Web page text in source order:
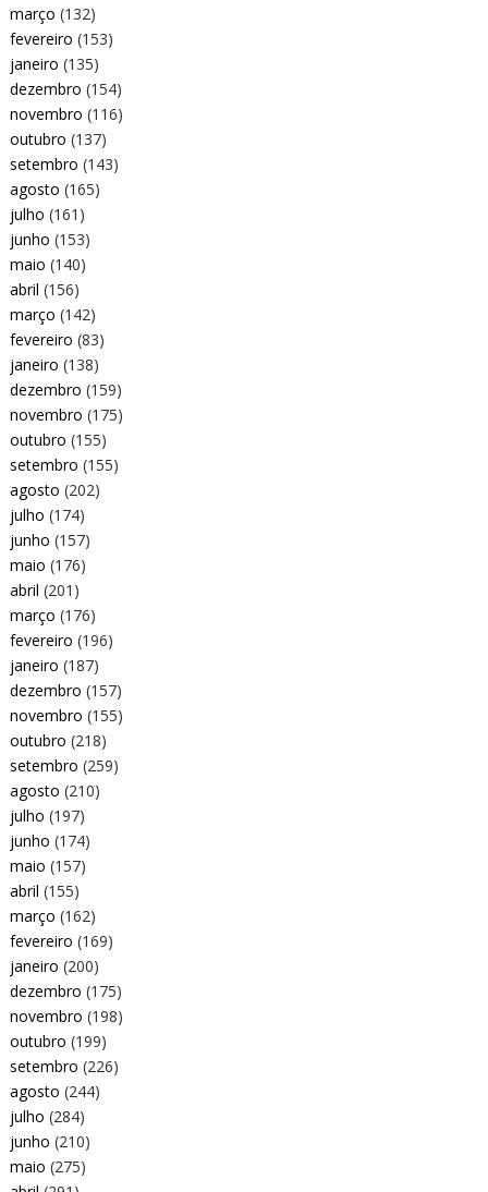
março (132)
fevereiro (153)
janeiro (135)
dezembro (154)
novembro (116)
outubro (137)
setembro (143)
agosto (165)
julho (161)
junho (153)
maio (140)
abril (156)
março (142)
fevereiro (83)
janeiro (138)
dezembro (159)
novembro (175)
outubro (155)
setembro (155)
agosto (202)
julho (174)
junho (157)
maio (176)
abril (201)
março (176)
fevereiro (196)
janeiro (187)
dezembro (157)
novembro (155)
outubro (218)
setembro (259)
agosto (210)
julho (197)
junho (174)
maio (157)
abril (155)
março (162)
fevereiro (169)
janeiro (200)
dezembro (175)
novembro (198)
outubro (199)
setembro (226)
agosto (244)
julho (284)
junho (210)
maio (275)